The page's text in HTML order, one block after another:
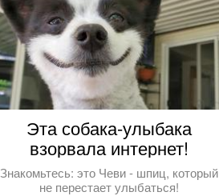
Эта собака-улыбака
взорвала интернет!
Знакомьтесь: это Чеви - шпиц, который
не перестает улыбаться!